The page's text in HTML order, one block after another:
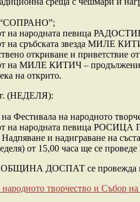
“СОПРАНО”;
на народната певица
на сръбската звезда МИЛЕ
откриване и
на МИЛЕ КИТИЧ –
на открито.
г. (НЕДЕЛЯ):
Фестивала на народното
на народната певица
Надпяване и надиграване на
от 15,00 часа ще се
ДОСПАТ се провежда
творчество и Събор